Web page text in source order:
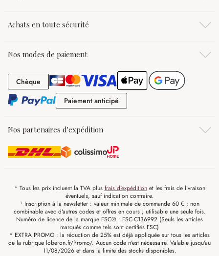
Achats en toute sécurité
Nos modes de paiement
Chèque Chèque
Paiement anticipé
Nos partenaires d'expédition
* Tous les prix incluent la TVA plus frais d'expéditionet les frais de livraison
éventuels, sauf indication contraire.
¹ Inscription à la newsletter : valeur minimale de commande 60 € ; non
combinable avec d'autres codes et offres en cours ; utilisable une seule fois.
Numéro de licence de la marque FSC® : FSC-C136992 (Seuls les articles
marqués comme tels sont certifiés FSC)
* EXTRA PROMO : la réduction de 25% est déjà appliquée sur tous les articles
de la rubrique loberon.fr/Promo/. Aucun code n'est nécessaire. Valable jusqu'au
11/08/2026 et dans la limite des stocks disponibles.